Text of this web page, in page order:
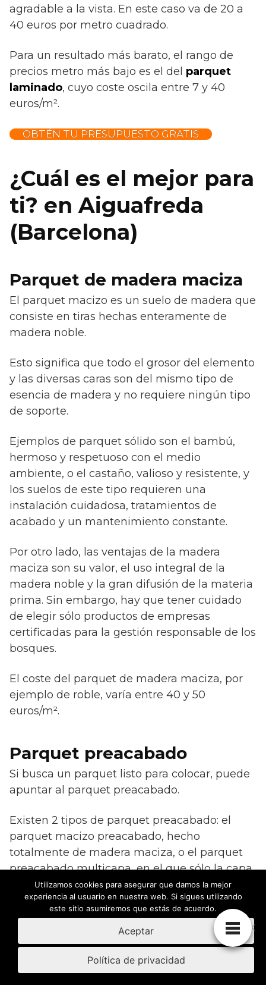
agradable a la vista. En este caso va de 20 a
40 euros por metro cuadrado.
Para un resultado más barato, el rango de
precios metro más bajo es el del parquet
laminado, cuyo coste oscila entre 7 y 40
euros/m².
OBTÉN TU PRESUPUESTO GRATIS
¿Cuál es el mejor para
ti? en Aiguafreda
(Barcelona)
Parquet de madera maciza
El parquet macizo es un suelo de madera que
consiste en tiras hechas enteramente de
madera noble.
Esto significa que todo el grosor del elemento
y las diversas caras son del mismo tipo de
esencia de madera y no requiere ningún tipo
de soporte.
Ejemplos de parquet sólido son el bambú,
hermoso y respetuoso con el medio
ambiente, o el castaño, valioso y resistente, y
los suelos de este tipo requieren una
instalación cuidadosa, tratamientos de
acabado y un mantenimiento constante.
Por otro lado, las ventajas de la madera
maciza son su valor, el uso integral de la
madera noble y la gran difusión de la materia
prima. Sin embargo, hay que tener cuidado
de elegir sólo productos de empresas
certificadas para la gestión responsable de los
bosques.
El coste del parquet de madera maciza, por
ejemplo de roble, varía entre 40 y 50
euros/m².
Parquet preacabado
Si busca un parquet listo para colocar, puede
apuntar al parquet preacabado.
Existen 2 tipos de parquet preacabado: el
parquet macizo preacabado, hecho
totalmente de madera maciza, o el parquet
preacabado multicapa, en el que sólo la capa
superficial visible es de madera maciza,
mientras que las inferiores son de madera
menos valiosa.
En ambos casos la característica es que se
trata de tiras de parquet que están
Utilizamos cookies para asegurar que damos la mejor
experiencia al usuario en nuestra web. Si sigues utilizando
este sitio asumiremos que estás de acuerdo.
Aceptar
Política de privacidad